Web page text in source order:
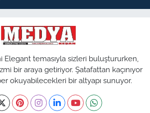
Elegant temasıyla sizleri buluştururken,
bir araya getiriyor. Şatafattan kaçınıyor
okuyabilecekleri bir altyapı sunuyor.